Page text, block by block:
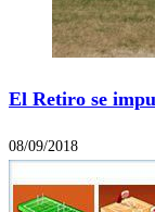
El Retiro se
08/09/2018